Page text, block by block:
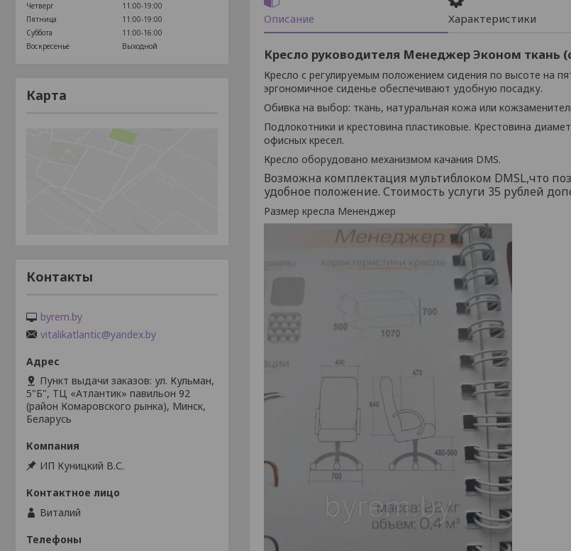
Описание Характеристики
Кресло руководителя Менеджер Эконом ткань
Кресло с регулируемым положением сидения по высоте на
эргономичное сиденье обеспечивают удобную посадку.
Обивка на выбор: ткань, натуральная кожа или
Подлокотники и крестовина пластиковые. Крестовина
офисных кресел.
Кресло оборудовано механизмом качания DMS.
Возможна комплектация мультиблоком DMSL,что
удобное положение. Стоимость услуги 35 рублей
Размер кресла Мененджер
Четверг
11:00-19:00
Пятница
11:00-19:00
Суббота
11:00-16:00
Воскресенье
Выходной
Карта
Контакты
byrem.by
vitalikatlantic@yandex.by
Пункт выдачи заказов: ул. Кульман,
5"Б", ТЦ «Атлантик» павильон 92
(район Комаровского рынка), Минск,
Беларусь
ИП Куницкий В.С.
Виталий